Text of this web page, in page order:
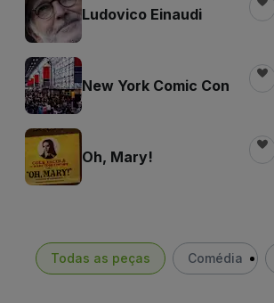
Ludovico Einaudi
New York Comic Con
Oh, Mary!
Todas as peças Comédia